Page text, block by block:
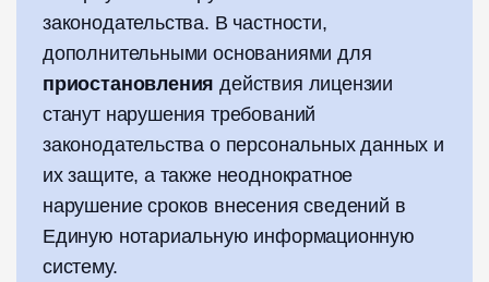
законодательства. В частности,
дополнительными основаниями для
приостановления действия лицензии
станут нарушения требований
законодательства о персональных данных и
их защите, а также неоднократное
нарушение сроков внесения сведений в
Единую нотариальную информационную
систему.